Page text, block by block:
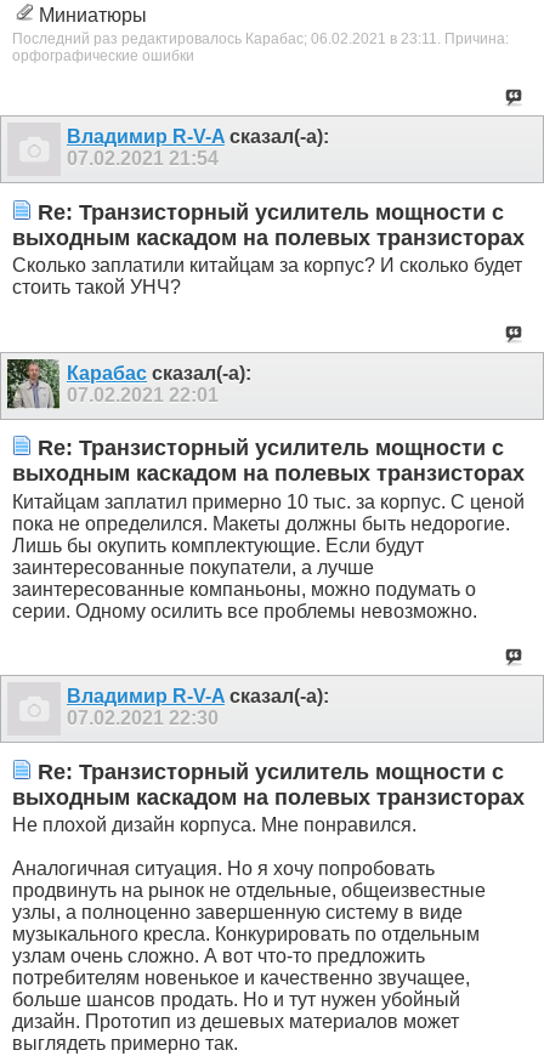
Миниатюры
Последний раз редактировалось Карабас; 06.02.2021 в 23:11. Причина:
орфографические ошибки
Владимир R-V-A сказал(-а):
07.02.2021 21:54
Re: Транзисторный усилитель мощности с
выходным каскадом на полевых транзисторах
Сколько заплатили китайцам за корпус? И сколько будет
стоить такой УНЧ?
Карабас сказал(-а):
07.02.2021 22:01
Re: Транзисторный усилитель мощности с
выходным каскадом на полевых транзисторах
Китайцам заплатил примерно 10 тыс. за корпус. С ценой
пока не определился. Макеты должны быть недорогие.
Лишь бы окупить комплектующие. Если будут
заинтересованные покупатели, а лучше
заинтересованные компаньоны, можно подумать о
серии. Одному осилить все проблемы невозможно.
Владимир R-V-A сказал(-а):
07.02.2021 22:30
Re: Транзисторный усилитель мощности с
выходным каскадом на полевых транзисторах
Не плохой дизайн корпуса. Мне понравился.
Аналогичная ситуация. Но я хочу попробовать
продвинуть на рынок не отдельные, общеизвестные
узлы, а полноценно завершенную систему в виде
музыкального кресла. Конкурировать по отдельным
узлам очень сложно. А вот что-то предложить
потребителям новенькое и качественно звучащее,
больше шансов продать. Но и тут нужен убойный
дизайн. Прототип из дешевых материалов может
выглядеть примерно так.